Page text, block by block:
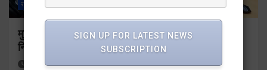
राज्य
मुख्यमंत्री धामी ने उत्तराखंड क्रीड़ा विश्वविद्यालय गौलापार के
निर्माण कार्यों की समीक्षा की
4 hours ago Viri Gairola
SIGN UP FOR LATEST NEWS
SUBSCRIPTION